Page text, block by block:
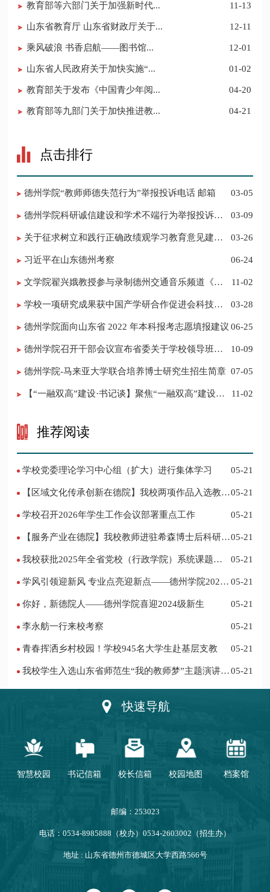
教育部等六部门关于加强新时代... 11-13
山东省教育厅 山东省财政厅关于... 12-11
​乘风破浪 书香启航——图书馆... 12-01
山东省人民政府关于加快实施“... 01-02
教育部关于发布《中国青少年阅... 04-20
教育部等九部门关于加快推进教... 04-21
点击排行
德州学院“教师师德失范行为”举报投诉电话 邮箱 03-05
德州学院科研诚信建设和学术不端行为举报投诉电
03-09
03-26
习近平在山东德州考察 06-24
​文学院翟兴娥教授参与录制德州交通音乐频道《科
11-02
学校一项研究成果获中国产学研合作促进会科技创
03-28
德州学院面向山东省 2022 年本科报考志愿填报建议 06-25
​德州学院召开干部会议宣布省委关于学校领导班子
10-09
德州学院-马来亚大学联合培养博士研究生招生简章 07-05
11-02
推荐阅读
学校党委理论学习中心组（扩大）进行集体学习 05-21
05-21
学校召开2026年学生工作会议部署重点工作 05-21
05-21
我校获批2025年全省党校（行政学院）系统课题立
05-21
学风引领迎新风 专业点亮迎新点——德州学院2024
05-21
你好，新德院人——德州学院喜迎2024级新生 05-21
李永舫一行来校考察 05-21
青春挥洒乡村校园！学校945名大学生赴基层支教 05-21
我校学生入选山东省师范生“我的教师梦”主题演讲活
05-21
快速导航
智慧校园 书记信箱 校长信箱 校园地图 档案馆
邮编：253023
电话：0534-8985888（校办）0534-2603002（招生办）
地址 : 山东省德州市德城区大学西路566号